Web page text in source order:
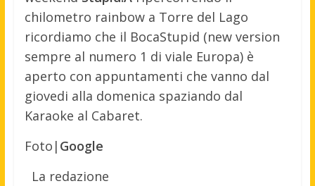
chilometro rainbow a Torre del Lago
ricordiamo che il BocaStupid (new version
sempre al numero 1 di viale Europa) è
aperto con appuntamenti che vanno dal
giovedi alla domenica spaziando dal
Karaoke al Cabaret.
Foto| Google
La redazione